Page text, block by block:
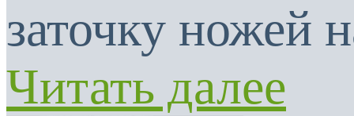
заточку ножей
Читать далее